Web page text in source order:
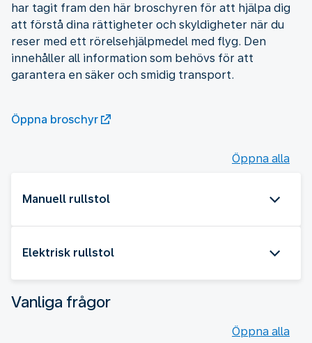
har tagit fram den här broschyren för att hjälpa dig
att förstå dina rättigheter och skyldigheter när du
reser med ett rörelsehjälpmedel med flyg. Den
innehåller all information som behövs för att
garantera en säker och smidig transport.
Öppna broschyr
Öppna alla
Manuell rullstol
Elektrisk rullstol
Vanliga frågor
Öppna alla